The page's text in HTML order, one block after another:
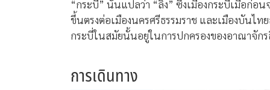
“กระบี่” นั้นแปลว่า “ลิง” ซึ่งเมืองกระบี่เมื่อก่อ
ขึ้นตรงต่อเมืองนครศรีธรรมราช และเมืองบันไ
กระบี่ในสมัยนั้นอยู่ในการปกครองของอาณาจัก
การเดินทาง